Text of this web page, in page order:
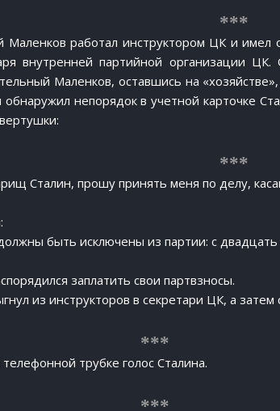
Маленков работал инструктором ЦК и имел
внутренней партийной организации
Маленков, оставшись на
обнаружил непорядок в учетной карточке
Сталин, прошу принять меня по делу,
быть исключены из партии: с двадцать
заплатить свои партвзносы.
из инструкторов в секретари ЦК, а
трубке голос Сталина.